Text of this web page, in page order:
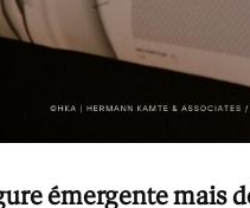
émergente mais